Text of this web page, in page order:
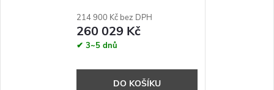
214 900 Kč bez DPH
260 029 Kč
✔ 3~5 dnů
DO KOŠÍKU